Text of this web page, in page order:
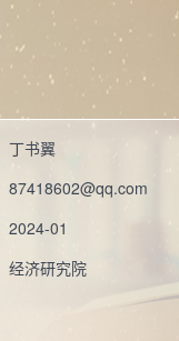
丁书翼
87418602@qq.com
2024-01
经济研究院